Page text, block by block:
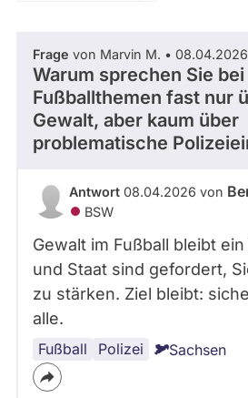
werden
nicht
berücksichtigt.
Thema
- Alle -
Antwort Status
- Alle -
Frage von Marvin M. • 08.04.2026
Warum sprechen Sie bei
Fußballthemen fast nur
Gewalt, aber kaum über
problematische
Antwort 08.04.2026 von
BSW
Gewalt im Fußball bleibt
und Staat sind gefordert,
zu stärken. Ziel bleibt:
alle.
Fußball Polizei Sachsen